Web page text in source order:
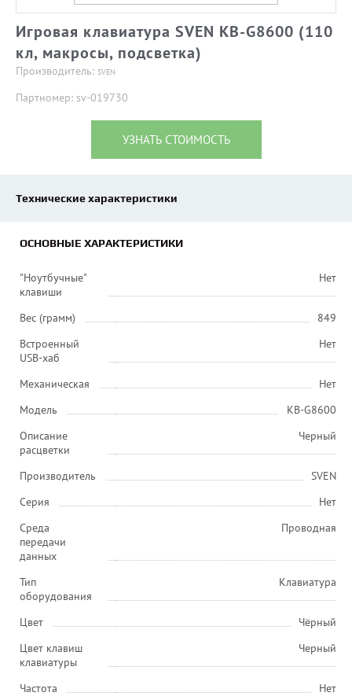
Игровая клавиатура SVEN KB-G8600 (110
кл, макросы, подсветка)
Производитель: SVEN
Партномер: sv-019730
УЗНАТЬ СТОИМОСТЬ
Технические характеристики
ОСНОВНЫЕ ХАРАКТЕРИСТИКИ
"Ноутбучные"
клавиши
Нет
Вес (грамм)
849
Встроенный
USB-хаб
Нет
Механическая
Нет
Модель
KB-G8600
Описание
расцветки
Черный
Производитель
SVEN
Серия
Нет
Среда
передачи
данных
Проводная
Тип
оборудования
Клавиатура
Цвет
Чёрный
Цвет клавиш
клавиатуры
Черный
Частота Нет